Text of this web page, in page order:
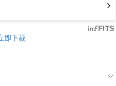
即下載